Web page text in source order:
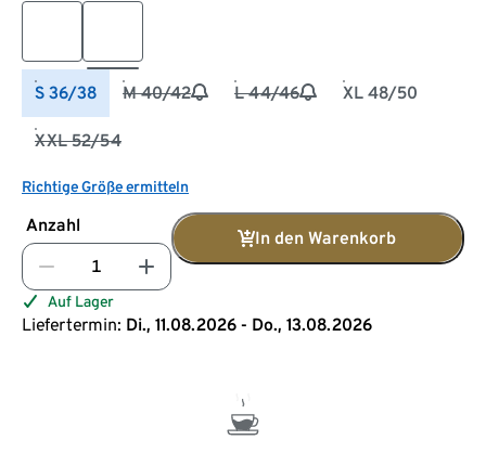
S 36/38 M 40/42 L 44/46 XL 48/50
XXL 52/54
Richtige Größe ermitteln
Anzahl
In den Warenkorb
Auf Lager
Liefertermin: Di., 11.08.2026 - Do., 13.08.2026